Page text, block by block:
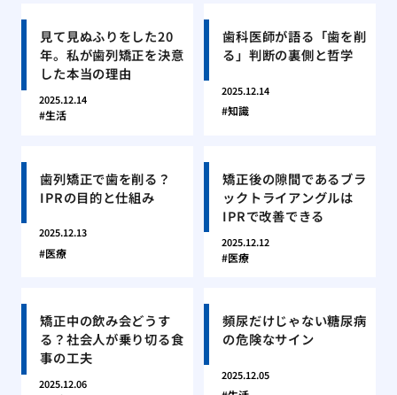
見て見ぬふりをした20
年。私が歯列矯正を決意
した本当の理由
2025.12.14
生活
歯科医師が語る「歯を削
る」判断の裏側と哲学
2025.12.14
知識
歯列矯正で歯を削る？
IPRの目的と仕組み
2025.12.13
医療
矯正後の隙間であるブラ
ックトライアングルは
IPRで改善できる
2025.12.12
医療
矯正中の飲み会どうす
る？社会人が乗り切る食
事の工夫
2025.12.06
頻尿だけじゃない糖尿病
の危険なサイン
2025.12.05